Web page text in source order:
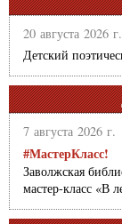
20 августа 2026 г.
Детский
7 августа 2026 г.
#МастерКласс!
Заволжская
мастер-класс «В